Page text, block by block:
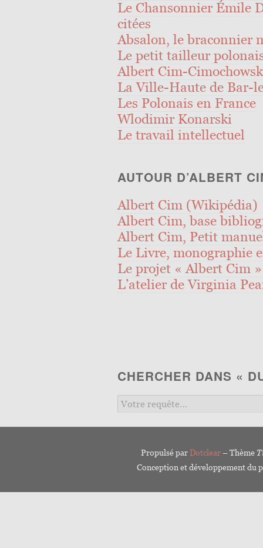
Le Chansonnier Émile
citées
Absalon, le braconnier
Le petit tailleur
Albert Cim-
La Ville-Haute de Bar-
Les Polonais en France
Wlodimir Konarski
Le travail intellectuel
AUTOUR D’ALBERT
Albert Cim (Wikipédia)
Albert Cim, base
Albert Cim, Petit
Le Livre, monographie
Le projet « Albert Cim
L’atelier de Virginia
CHERCHER DANS «
Propulsé par Dotclear– Thème
Conception et développement du